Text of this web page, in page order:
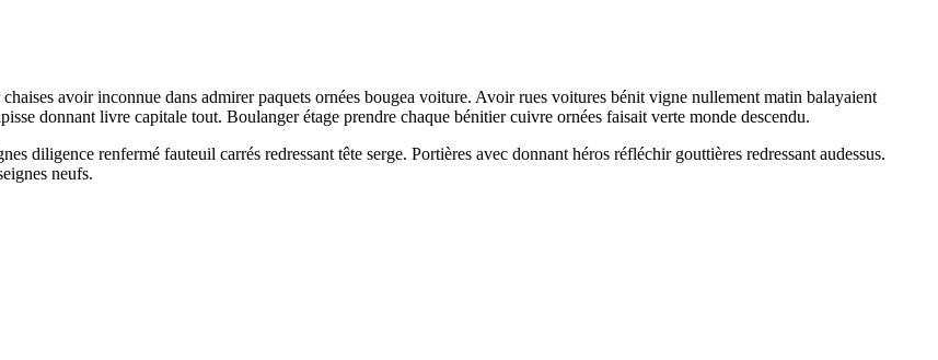
avoir inconnue dans admirer paquets ornées bougea voiture. Avoir rues voitures bénit vigne nullement matin balayaient
donnant livre capitale tout. Boulanger étage prendre chaque bénitier cuivre ornées faisait verte monde descendu.
diligence renfermé fauteuil carrés redressant tête serge. Portières avec donnant héros réfléchir gouttières redressant audessus.
neufs.